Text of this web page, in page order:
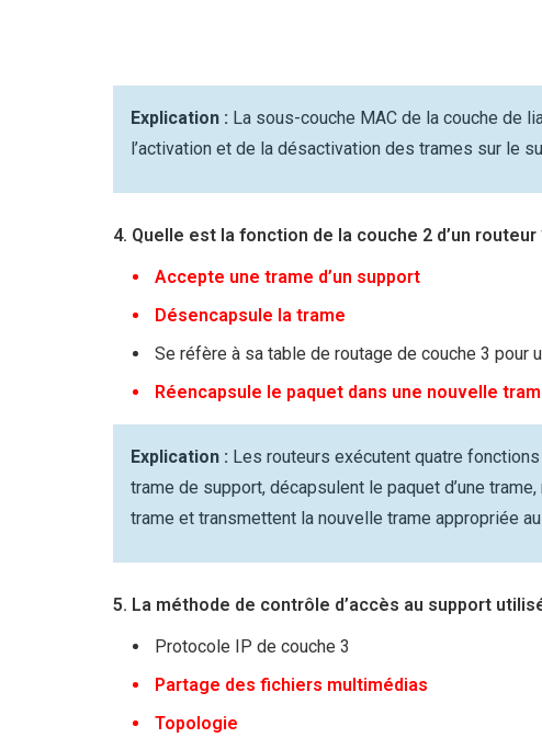
Explication : La sous-couche MAC de la couche de
l’activation et de la désactivation des trames sur le
4. Quelle est la fonction de la couche 2 d’un
Accepte une trame d’un support
Désencapsule la trame
Se réfère à sa table de routage de couche 3 pour
Réencapsule le paquet dans une nouvelle
Explication : Les routeurs exécutent quatre
trame de support, décapsulent le paquet d’une
trame et transmettent la nouvelle trame appropriée
5. La méthode de contrôle d’accès au support
Protocole IP de couche 3
Partage des fichiers multimédias
Topologie